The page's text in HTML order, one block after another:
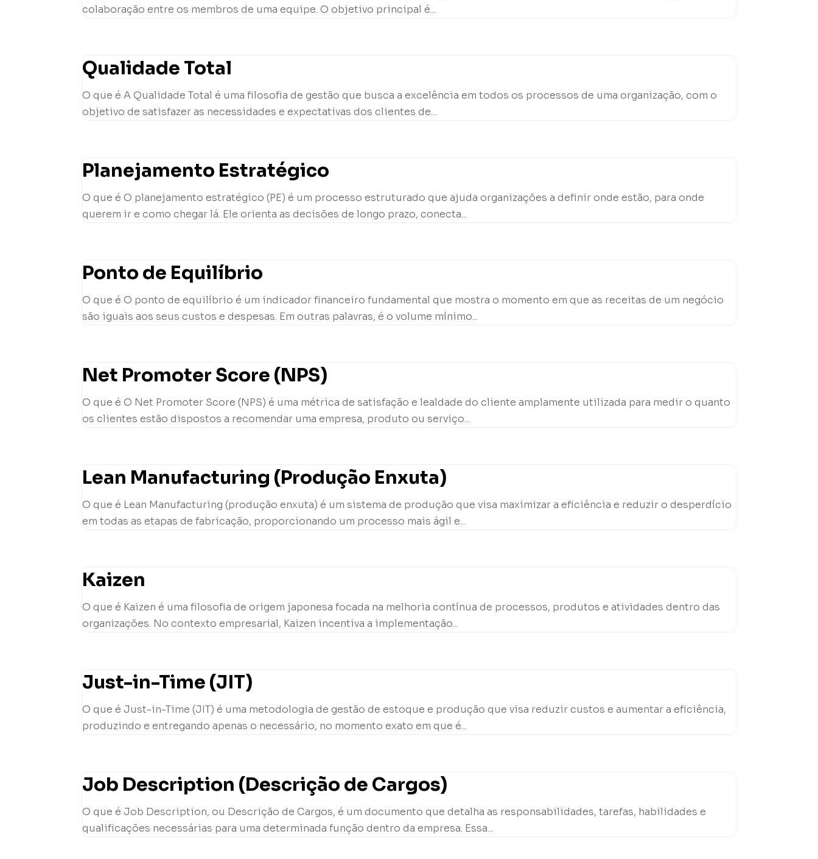
colaboração entre os membros de uma equipe. O objetivo principal é...
Qualidade Total
O que é A Qualidade Total é uma filosofia de gestão que busca a excelência em todos os processos de uma organização, com o
objetivo de satisfazer as necessidades e expectativas dos clientes de...
Planejamento Estratégico
O que é O planejamento estratégico (PE) é um processo estruturado que ajuda organizações a definir onde estão, para onde
querem ir e como chegar lá. Ele orienta as decisões de longo prazo, conecta...
Ponto de Equilíbrio
O que é O ponto de equilíbrio é um indicador financeiro fundamental que mostra o momento em que as receitas de um negócio
são iguais aos seus custos e despesas. Em outras palavras, é o volume mínimo...
Net Promoter Score (NPS)
O que é O Net Promoter Score (NPS) é uma métrica de satisfação e lealdade do cliente amplamente utilizada para medir o quanto
os clientes estão dispostos a recomendar uma empresa, produto ou serviço...
Lean Manufacturing (Produção Enxuta)
O que é Lean Manufacturing (produção enxuta) é um sistema de produção que visa maximizar a eficiência e reduzir o desperdício
em todas as etapas de fabricação, proporcionando um processo mais ágil e...
Kaizen
O que é Kaizen é uma filosofia de origem japonesa focada na melhoria contínua de processos, produtos e atividades dentro das
organizações. No contexto empresarial, Kaizen incentiva a implementação...
Just-in-Time (JIT)
O que é Just-in-Time (JIT) é uma metodologia de gestão de estoque e produção que visa reduzir custos e aumentar a eficiência,
produzindo e entregando apenas o necessário, no momento exato em que é...
Job Description (Descrição de Cargos)
O que é Job Description, ou Descrição de Cargos, é um documento que detalha as responsabilidades, tarefas, habilidades e
qualificações necessárias para uma determinada função dentro da empresa. Essa...